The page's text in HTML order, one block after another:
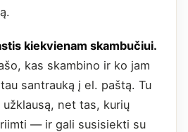
kiekvienam skambučiui.
kas skambino ir ko jam
santrauką į el. paštą. Tu
net tas, kurių
— ir gali susisiekti su